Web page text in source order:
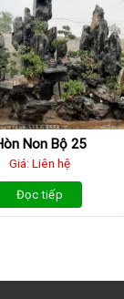
Non Bộ 25
Giá: Liên hệ
Đọc tiếp